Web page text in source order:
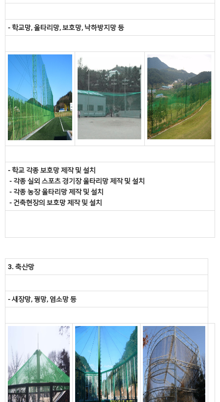
- 학교망, 울타리망, 보호망, 낙하방지망 등
- 학교 각종 보호망 제작 및 설치
- 각종 실외 스포츠 경기장 울타리망 제작 및 설치
- 각종 농장 울타리망 제작 및 설치
- 건축현장의 보호망 제작 및 설치
3. 축산망
- 새장망, 꿩망, 염소망 등